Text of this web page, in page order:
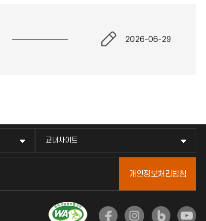
2026-06-29
교내사이트
개인정보처리방침